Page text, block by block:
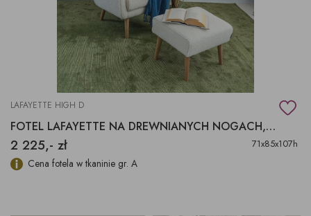
LAFAYETTE HIGH D
FOTEL LAFAYETTE NA DREWNIANYCH NOGACH, FOTEL LAFAYETTE
2 225,- zł 71x85x107h
Cena fotela w tkaninie gr. A